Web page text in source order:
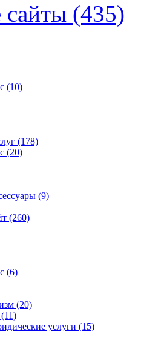
сайты (435)
(10)
(178)
(20)
(9)
(260)
(6)
(20)
(11)
услуги (15)